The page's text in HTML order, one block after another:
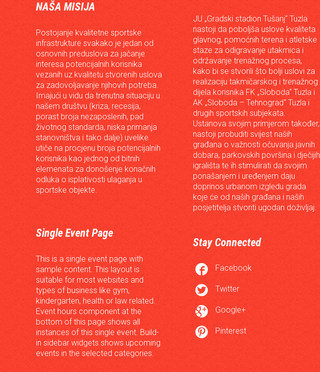
NAŠA MISIJA
Postojanje kvalitetne sportske
infrastrukture svakako je jedan od
osnovnih preduslova za jačanje
interesa potencijalnih korisnika
vezanih uz kvalitetu stvorenih uslova
za zadovoljavanje njihovih potreba.
Imajući u vidu da trenutna situaciju u
našem društvu (kriza, recesija,
porast broja nezaposlenih, pad
životnog standarda, niska primanja
stanovništva i tako dalje) uvelike
utiče na procjenu broja potencijalnih
korisnika kao jednog od bitnih
elemenata za donošenje konačnih
odluka o isplativosti ulaganja u
sportske objekte.
Single Event Page
This is a single event page with
sample content. This layout is
suitable for most websites and
types of business like gym,
kindergarten, health or law related.
Event hours component at the
bottom of this page shows all
instances of this single event. Build-
in sidebar widgets shows upcoming
events in the selected categories.
JU „Gradski stadion Tušanj“ Tuzla
nastoji da poboljša uslove kvaliteta
glavnog, pomoćnih terena i atletske
staze za odigravanje utakmica i
održavanje trenažnog procesa,
kako bi se stvorili što bolji uslovi za
realizaciju takmičarskog i trenažnog
dijela korisnika FK „Sloboda“ Tuzla i
AK „Sloboda – Tehnograd“ Tuzla i
drugih sportskih subjekata.
Ustanova svojim primjerom također,
nastoji probuditi svijest naših
građana o važnosti očuvanja javnih
dobara, parkovskih površina i dječijih
igrališta te ih stimulirati da svojim
ponašanjem i uređenjem daju
doprinos urbanom izgledu grada
koje će od naših građana i naših
posjetitelja stvoriti ugodan doživljaj.
Stay Connected
 Facebook
 Twitter
 Google+
 Pinterest